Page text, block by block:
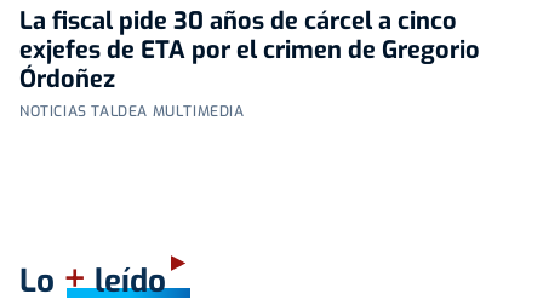
La fiscal pide 30 años de cárcel a cinco
exjefes de ETA por el crimen de Gregorio
Órdoñez
NOTICIAS TALDEA MULTIMEDIA
Lo +leído